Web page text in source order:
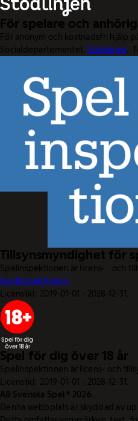
För spelare och
För anonym och kostnadsfri hjälp
Socialdepartementet. Stödlinjen.
Tillsynsmyndighet för
Spelinspektionen är licens- och
Spelinspektionen.
Licenstid: 2019-01-01 - 2028-12-31.
Spel för dig över 18 år
Spelinspektionen är licens- och
Licenstid: 2019-01-01 - 2028-12-31.
AB Svenska Spel © 2026
Denna webbplats är skyddad av